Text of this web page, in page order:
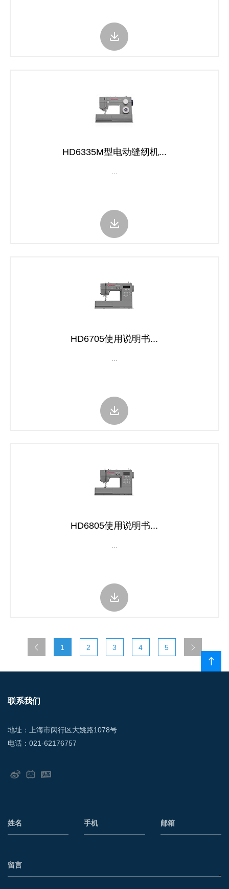
HD6335M型电动缝纫机...
HD6705使用说明书...
HD6805使用说明书...
1 2 3 4 5
联系我们
地址：上海市闵行区大姚路1078号
电话：021-62176757
姓名 手机 邮箱
留言